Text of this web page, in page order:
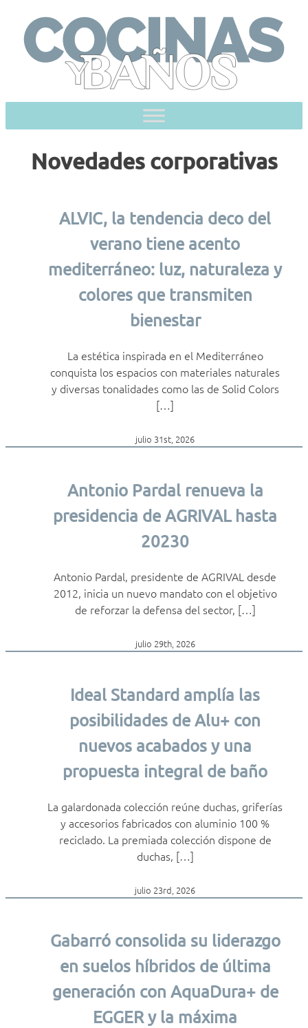
content
Novedades corporativas
ALVIC, la tendencia deco del
verano tiene acento
mediterráneo: luz, naturaleza y
colores que transmiten
bienestar
La estética inspirada en el Mediterráneo
conquista los espacios con materiales naturales
y diversas tonalidades como las de Solid Colors
[…]
julio 31st, 2026
Antonio Pardal renueva la
presidencia de AGRIVAL hasta
20230
Antonio Pardal, presidente de AGRIVAL desde
2012, inicia un nuevo mandato con el objetivo
de reforzar la defensa del sector, […]
julio 29th, 2026
Ideal Standard amplía las
posibilidades de Alu+ con
nuevos acabados y una
propuesta integral de baño
La galardonada colección reúne duchas, griferías
y accesorios fabricados con aluminio 100 %
reciclado. La premiada colección dispone de
duchas, […]
julio 23rd, 2026
Gabarró consolida su liderazgo
en suelos híbridos de última
generación con AquaDura+ de
EGGER y la máxima